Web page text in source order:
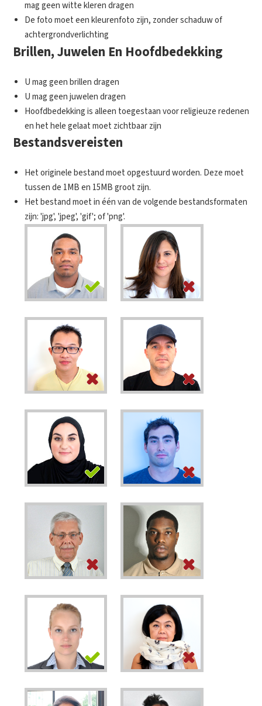
mag geen witte kleren dragen
De foto moet een kleurenfoto zijn, zonder schaduw of
achtergrondverlichting
Brillen, Juwelen En Hoofdbedekking
U mag geen brillen dragen
U mag geen juwelen dragen
Hoofdbedekking is alleen toegestaan voor religieuze redenen
en het hele gelaat moet zichtbaar zijn
Bestandsvereisten
Het originele bestand moet opgestuurd worden. Deze moet
tussen de 1MB en 15MB groot zijn.
Het bestand moet in één van de volgende bestandsformaten
zijn: 'jpg', 'jpeg', 'gif'; of 'png'.